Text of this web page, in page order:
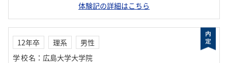
体験記の詳細はこちら
12年卒 理系
男性
学校名 ： 広島大学大学院